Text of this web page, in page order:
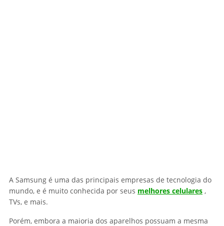
A Samsung é uma das principais empresas de tecnologia do
mundo, e é muito conhecida por seus melhores celulares ,
TVs, e mais.
Porém, embora a maioria dos aparelhos possuam a mesma